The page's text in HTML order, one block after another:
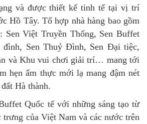
và được thiết kế tinh tế tại vị trí
Hồ Tây. Tổ hợp nhà hàng bao gồm
Sen Việt Truyền Thống, Sen Buffet
đình, Sen Thuỷ Đình, Sen Đại tiệc,
và Khu vui chơi giải trí… mang tới
hẹn ẩm thực mới lạ mang đậm nét
Hà thành.
Quốc tế với những sáng tạo từ
trưng của Việt Nam và các nước trên